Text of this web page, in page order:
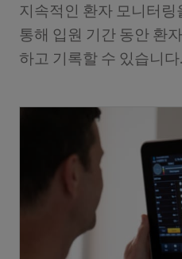
지속적인 환자 모니터링
통해 입원 기간 동안 환
하고 기록할 수 있습니다.